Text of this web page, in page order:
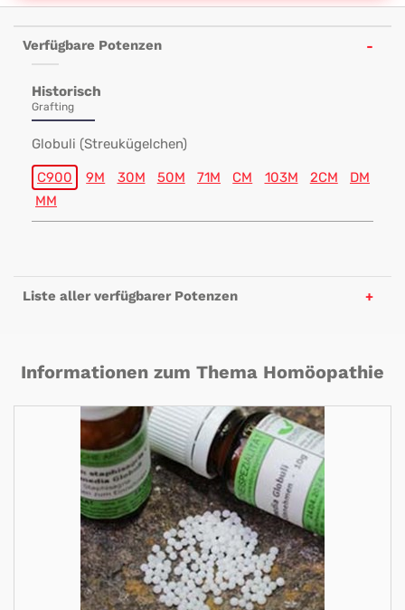
Verfügbare Potenzen
Historisch
Grafting
Globuli (Streukügelchen)
C900 9M 30M 50M 71M CM 103M 2CM
DM
MM
Liste aller verfügbarer Potenzen
Informationen zum Thema Homöopathie